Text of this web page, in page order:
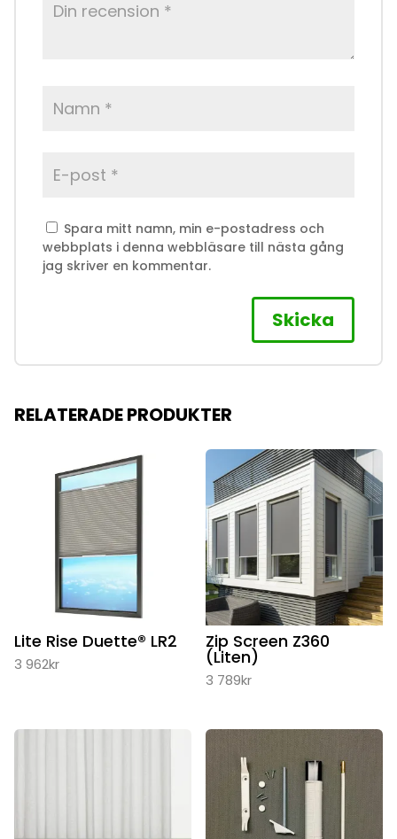
Spara mitt namn, min e-postadress och
webbplats i denna webbläsare till nästa gång
jag skriver en kommentar.
RELATERADE PRODUKTER
Lite Rise Duette® LR2
3 962kr
Zip Screen Z360
(Liten)
3 789kr